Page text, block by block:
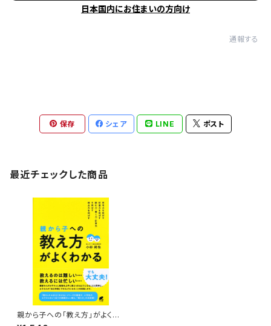
日本国内にお住まいの方向け
通報する
保存 シェア LINE ポスト
最近チェックした商品
親から子への「教え方」がよくわ
かる